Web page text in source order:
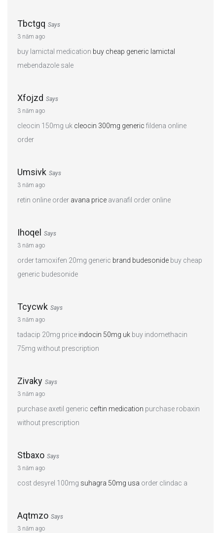
Tbctgq Says
3 năm ago
buy lamictal medication buy cheap generic lamictal
mebendazole sale
Xfojzd Says
3 năm ago
cleocin 150mg uk cleocin 300mg generic fildena online
order
Umsivk Says
3 năm ago
retin online order avana price avanafil order online
Ihoqel
Says
3 năm ago
order tamoxifen 20mg generic brand budesonide buy cheap
generic budesonide
Tcycwk Says
3 năm ago
tadacip 20mg price indocin 50mg uk buy indomethacin
75mg without prescription
Zivaky Says
3 năm ago
purchase axetil generic ceftin medication purchase robaxin
without prescription
Stbaxo Says
3 năm ago
cost desyrel 100mg suhagra 50mg usa order clindac a
Aqtmzo Says
3 năm ago